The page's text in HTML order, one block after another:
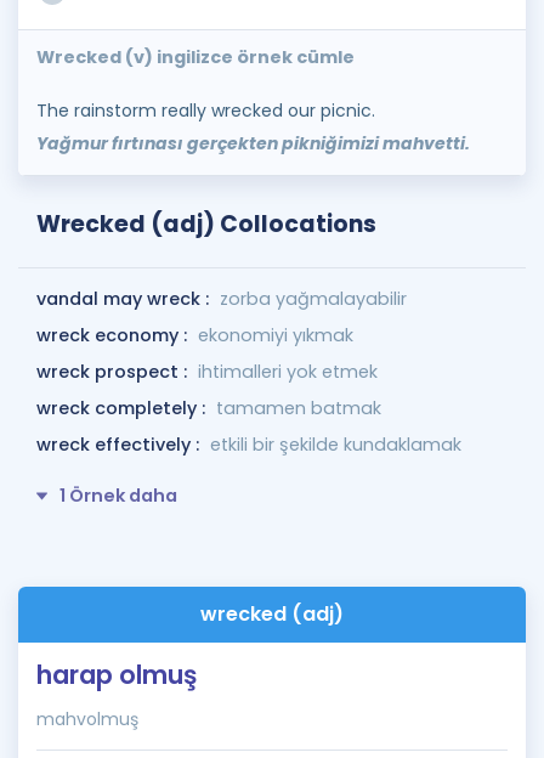
Wrecked (v) ingilizce örnek cümle
The rainstorm really wrecked our picnic.
Yağmur fırtınası gerçekten pikniğimizi mahvetti.
Wrecked (adj) Collocations
vandal may wreck : zorba yağmalayabilir
wreck economy : ekonomiyi yıkmak
wreck prospect : ihtimalleri yok etmek
wreck completely : tamamen batmak
wreck effectively : etkili bir şekilde kundaklamak
1 Örnek daha
wrecked (adj)
harap olmuş
mahvolmuş